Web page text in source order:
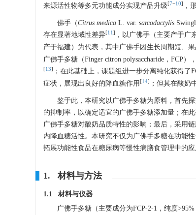
来源活性物等多元功能成分实现产品升级[7−10] ，
佛手（Citrus medica L. var. sarcodactylis
存在显著地域性差异[11 ]
，以广佛手（主要产于
产于福建）为代表，其中广佛手因生长周期短、
广佛手多糖（Finger citron polysaccharide，FCP
[13] ；在此基础上，课题组进一步分离纯化获得了
症状，展现出良好的降血糖作用 [14] ；但其在酸奶
鉴于此，本研究以广佛手多糖为原料，首先
的抑制率，以确定适宜的广佛手多糖添加量；在
广佛手多糖对酸奶品质特性的影响；最后，采用
内降血糖活性。本研究不仅为广佛手多糖在功能
拓展功能性食品在糖尿病等慢性病膳食管理中的应
1. 材料与方法
1.1 材料与仪器
广佛手多糖（主要成分为FCP-2-1，纯度